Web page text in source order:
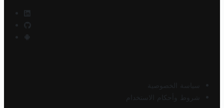
سياسة الخصوصية
شروط وأحكام الاستخدام